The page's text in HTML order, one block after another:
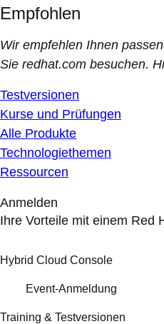
Empfohlen
Wir empfehlen Ihnen
Sie redhat.com besuchen.
Testversionen
Kurse und Prüfungen
Alle Produkte
Technologiethemen
Ressourcen
Anmelden
Ihre Vorteile mit einem Red
Hybrid Cloud Console
Event-Anmeldung
Training & Testversionen